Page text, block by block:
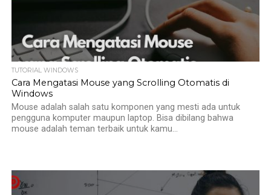
TUTORIAL WINDOWS
Cara Mengatasi Mouse yang Scrolling Otomatis di
Windows
Mouse adalah salah satu komponen yang mesti ada untuk
pengguna komputer maupun laptop. Bisa dibilang bahwa
mouse adalah teman terbaik untuk kamu...